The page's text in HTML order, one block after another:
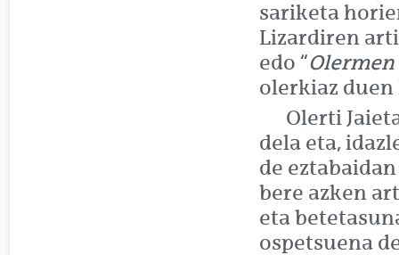
sariketa
Lizardiren
edo “
olerkiaz
Olerti
dela eta,
de
bere azken
eta
ospetsuena